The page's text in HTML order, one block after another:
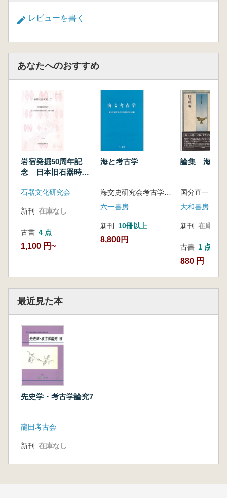
山崎龍雄 福岡県の山城について―筑前国の山
新里亮人 遺跡出土資料からみた琉球列島の植
物利用
與嶺友紀也 土器編年を援用した火山噴出物の
年代推定に関する試案
―遺跡内検出の軽石密集層について―
荒田敬介 近畿地方における中近世の下駄に関
する編年的研究
岡本真也 一勝地焼の基礎的研究―窯跡陶片の
資料紹介、墓石碑文調査を中心に
高橋信武 松岡用務所日記
弘中正芳 宇佐海軍航空隊の建設―排水施設の
検討―
藤田憲司 半島多鈕鏡文化の終焉様相(粗描)
南 健太郎 漢三国六朝期の東アジアにおける
鏡の使用方法
藤木 聡 台湾における火打石利用の開始・終
焉とその特質
山野ケン陽次郎 先史時代におけるマリアナ諸
石器時代ポイント状骨製刺突・穿孔具の一様相
―
を通じたわが国の制度の改正指針の提案―
平野芳英 文化庁の美術館・博物館支援事業と
博物館活動の一例
村上浩明 デジタル技術の果たす役割―文化財
の記録保存と活用―
松尾法博 特別史跡「名護屋城跡並びに陣跡」
の保存と活用―試行錯誤の40年とこれから―
網田龍生 熊本城復旧での文化財保護
今村結記 平成28年(2016年)熊本地震の復旧・
レビューを書く
あなたへのおすすめ
岩宿発掘50周年記
念 日本旧石器時代
望
石器文化研究会
新刊 在庫なし
古書 4 点
1,100 円~
海と考古学
六一書房
新刊 10冊以上
8,800円
論集 海上の
国分直一
大和書房
新刊 在庫なし
古書 1 点
880 円
最近見た本
先史学・考古学論究7
龍田考古会
新刊 在庫なし